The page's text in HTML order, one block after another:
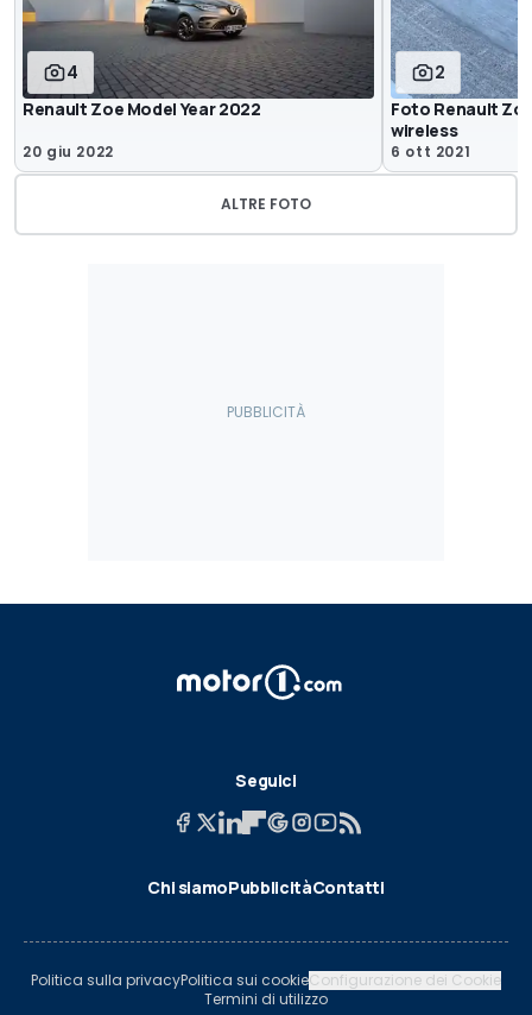
4
Renault Zoe Model Year 2022
20 giu 2022
2
Foto Renault
wireless
6 ott 2021
ALTRE FOTO
Seguici
Chi siamoPubblicitàContatti
Politica sulla privacyPolitica sui cookieConfigurazione dei Cookie
Termini di utilizzo